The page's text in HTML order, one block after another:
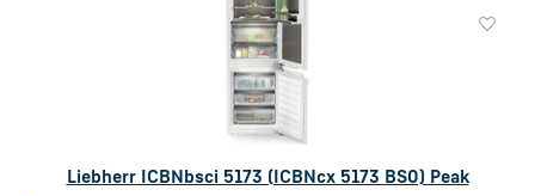
Liebherr ICBNbsci 5173 (ICBNcx 5173 BS0) Peak